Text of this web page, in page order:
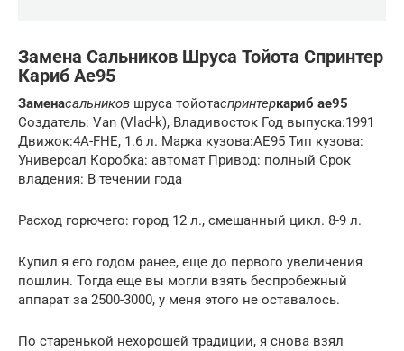
Замена Сальников Шруса Тойота Спринтер
Кариб Ае95
Заменасальников шруса тойотаспринтеркариб ае95
Создатель: Van (Vlad-k), Владивосток Год выпуска:1991
Движок:4A-FHE, 1.6 л. Марка кузова:AE95 Тип кузова:
Универсал Коробка: автомат Привод: полный Срок
владения: В течении года
Расход горючего: город 12 л., смешанный цикл. 8-9 л.
Купил я его годом ранее, еще до первого увеличения
пошлин. Тогда еще вы могли взять беспробежный
аппарат за 2500-3000, у меня этого не оставалось.
По старенькой нехорошей традиции, я снова взял